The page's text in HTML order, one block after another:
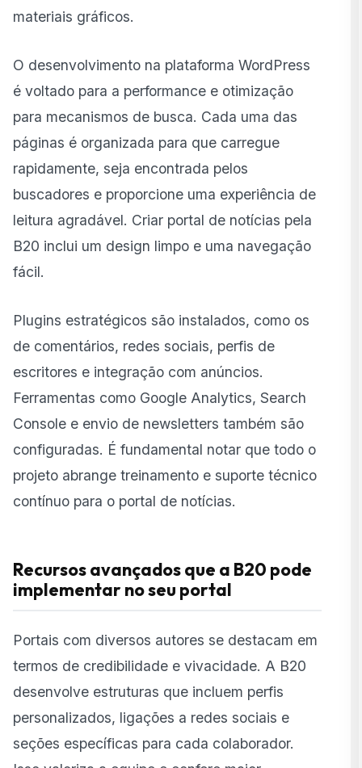
materiais gráficos.
O desenvolvimento na plataforma WordPress
é voltado para a performance e otimização
para mecanismos de busca. Cada uma das
páginas é organizada para que carregue
rapidamente, seja encontrada pelos
buscadores e proporcione uma experiência de
leitura agradável. Criar portal de notícias pela
B20 inclui um design limpo e uma navegação
fácil.
Plugins estratégicos são instalados, como os
de comentários, redes sociais, perfis de
escritores e integração com anúncios.
Ferramentas como Google Analytics, Search
Console e envio de newsletters também são
configuradas. É fundamental notar que todo o
projeto abrange treinamento e suporte técnico
contínuo para o portal de notícias.
Recursos avançados que a B20 pode
implementar no seu portal
Portais com diversos autores se destacam em
termos de credibilidade e vivacidade. A B20
desenvolve estruturas que incluem perfis
personalizados, ligações a redes sociais e
seções específicas para cada colaborador.